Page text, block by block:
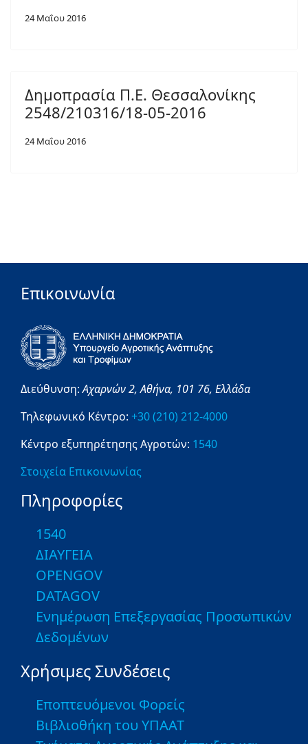
24 Μαΐου 2016
Δημοπρασία Π.Ε. Θεσσαλονίκης
2548/210316/18-05-2016
24 Μαΐου 2016
Επικοινωνία
Διεύθυνση:Αχαρνών 2,Αθήνα, 101 76, Ελλάδα
Τηλεφωνικό Κέντρο: +30 (210) 212-4000
Κέντρο εξυπηρέτησης Αγροτών: 1540
Στοιχεία Επικοινωνίας
Πληροφορίες
1540
ΔΙΑΥΓΕΙΑ
OPENGOV
DATAGOV
Ενημέρωση Επεξεργασίας Προσωπικών
Δεδομένων
Χρήσιμες Συνδέσεις
Εποπτευόμενοι Φορείς
Βιβλιοθήκη του ΥΠΑΑΤ